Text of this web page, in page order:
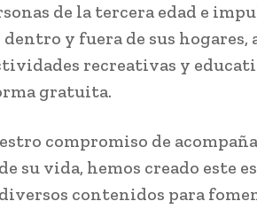
de la tercera edad e
y fuera de sus hogares,
recreativas y
gratuita.
compromiso de
su vida, hemos creado este
contenidos para